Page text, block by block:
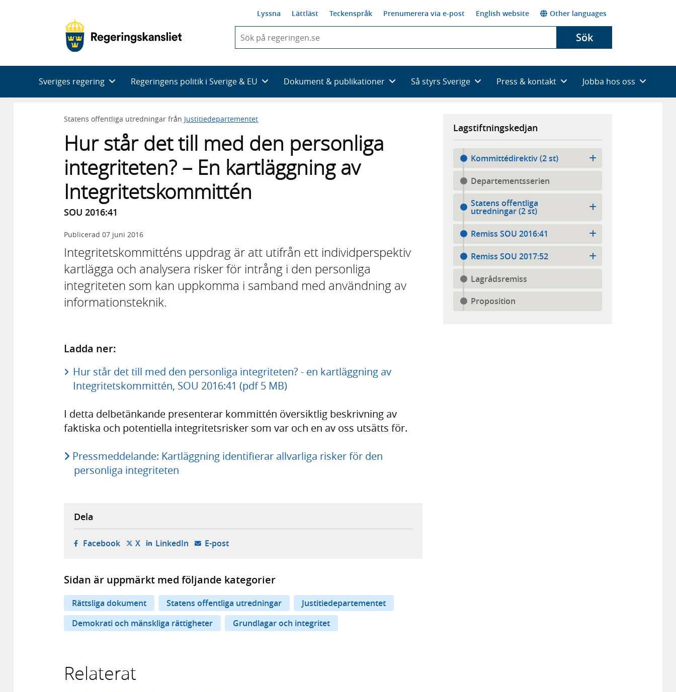
Lyssna Lättläst Teckenspråk Prenumerera via e-post English website Other languages
du
skriva
framträder
en
med
Sök
Sveriges regering Regeringens politik i Sverige & EU Dokument & publikationer Så styrs Sverige Press & kontakt Jobba hos oss
Statens offentliga utredningar från Justitiedepartementet
Hur står det till med den personliga
integriteten? – En kartläggning av
Integritetskommittén
SOU 2016:41
Publicerad 07 juni 2016
Integritetskommitténs uppdrag är att utifrån ett individperspektiv
kartlägga och analysera risker för intrång i den personliga
integriteten som kan uppkomma i samband med användning av
informationsteknik.
Ladda ner:
Hur står det till med den personliga integriteten? - en kartläggning av
Integritetskommittén, SOU 2016:41 (pdf 5 MB)
I detta delbetänkande presenterar kommittén översiktlig beskrivning av
faktiska och potentiella integritetsrisker som var och en av oss utsätts för.
Pressmeddelande: Kartläggning identifierar allvarliga risker för den
personliga integriteten
Lagstiftningskedjan
Kommittédirektiv (2 st)
Departementsserien
Statens offentliga
utredningar (2 st)
Remiss SOU 2016:41
Remiss SOU 2017:52
Lagrådsremiss
Proposition
Dela
Facebook- öppnas i ny flik, extern webbplats,
X- öppnas i ny flik, extern webbplats,
LinkedIn- öppnas i ny flik, extern webbplats,
E-post- öppnar din e-postklient,
Sidan är uppmärkt med följande kategorier
Rättsliga dokument Statens offentliga utredningar
Justitiedepartementet
Demokrati och mänskliga rättigheter
Grundlagar och integritet
Relaterat